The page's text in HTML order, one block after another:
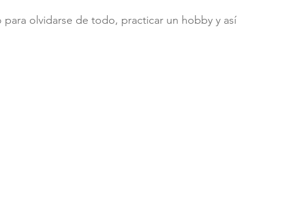
olvidarse de todo, practicar un hobby y así